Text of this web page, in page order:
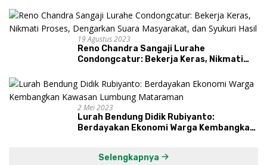
19 Agustus 2023
Reno Chandra Sangaji Lurahe
Condongcatur: Bekerja Keras, Nikmati
dan Syukuri Hasil
2 Mei 2023
Lurah Bendung Didik Rubiyanto:
Berdayakan Ekonomi Warga Kembangkan
Selengkapnya